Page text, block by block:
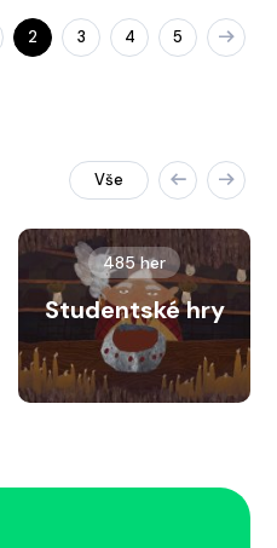
2 3 4 5
Vše
485 her
Studentské hry